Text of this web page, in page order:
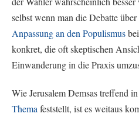
selbst wenn man die Debatte
Anpassung an den Populismus
konkret, die oft skeptischen
Einwanderung in die Praxis
Wie Jerusalem Demsas treffend in
Thema feststellt, ist es weitaus